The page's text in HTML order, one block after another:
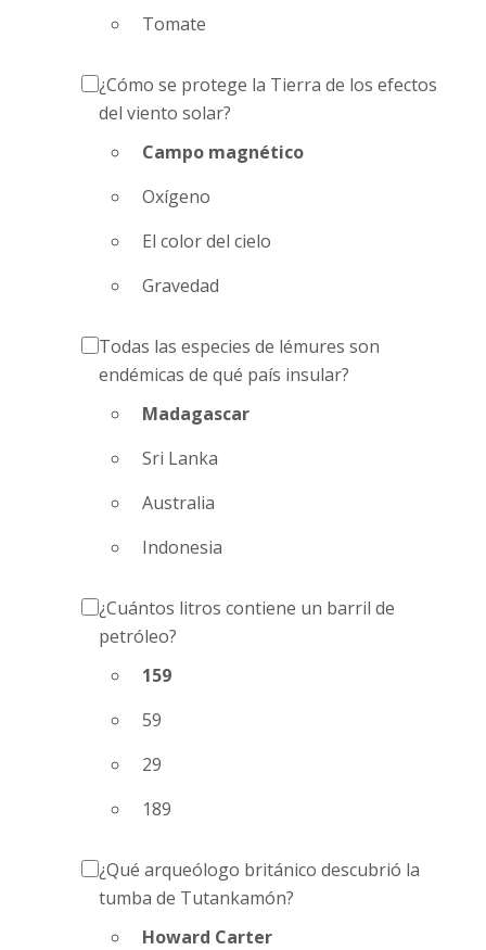
Tomate
¿Cómo se protege la Tierra de los efectos
del viento solar?
Campo magnético
Oxígeno
El color del cielo
Gravedad
Todas las especies de lémures son
endémicas de qué país insular?
Madagascar
Sri Lanka
Australia
Indonesia
¿Cuántos litros contiene un barril de
petróleo?
159
59
29
189
¿Qué arqueólogo británico descubrió la
tumba de Tutankamón?
Howard Carter